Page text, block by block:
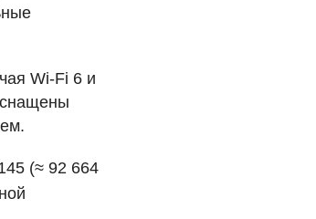
Wi-Fi 6 и
(≈ 92 664